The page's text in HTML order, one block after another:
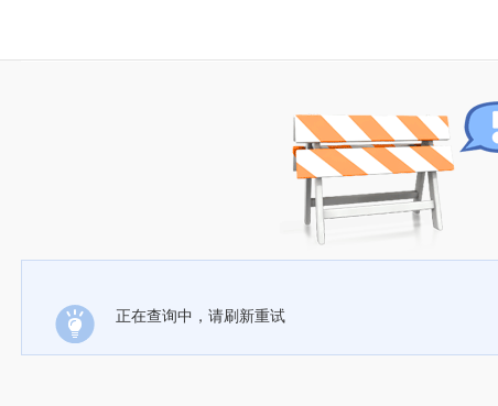
正在查询中，请刷新重试